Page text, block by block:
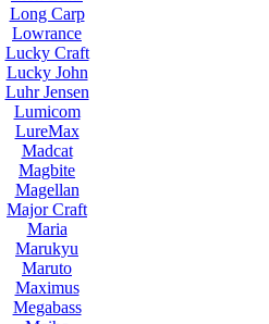
Long Carp
Lowrance
Lucky Craft
Lucky John
Luhr Jensen
Lumicom
LureMax
Madcat
Magbite
Magellan
Major Craft
Maria
Marukyu
Maruto
Maximus
Megabass